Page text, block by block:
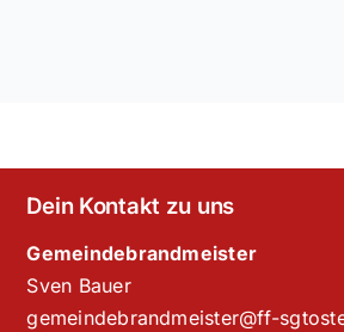
Dein Kontakt zu uns
Gemeindebrandmeister
Sven Bauer
gemeindebrandmeister@ff-